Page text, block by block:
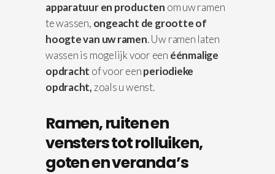
apparatuuren producten om uw ramen
te wassen, ongeacht de grootte of
hoogte van uw ramen. Uw ramen laten
wassen is mogelijk voor een éénmalige
opdracht of voor eenperiodieke
opdracht, zoals u wenst.
Ramen, ruiten en
vensters tot rolluiken,
goten en veranda’s